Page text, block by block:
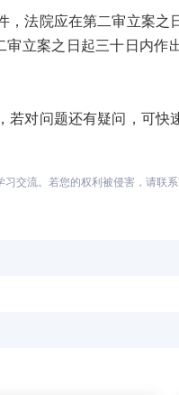
院应在第二审立案之
立案之日起三十日内作
问题还有疑问，可快
习交流。若您的权利被侵害，请联